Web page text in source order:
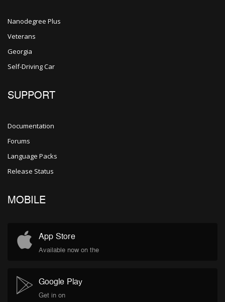
Nanodegree Plus
Veterans
Georgia
Self-Driving Car
SUPPORT
Documentation
Forums
Language Packs
Release Status
MOBILE
App Store
Available now on the
Google Play
Get in on